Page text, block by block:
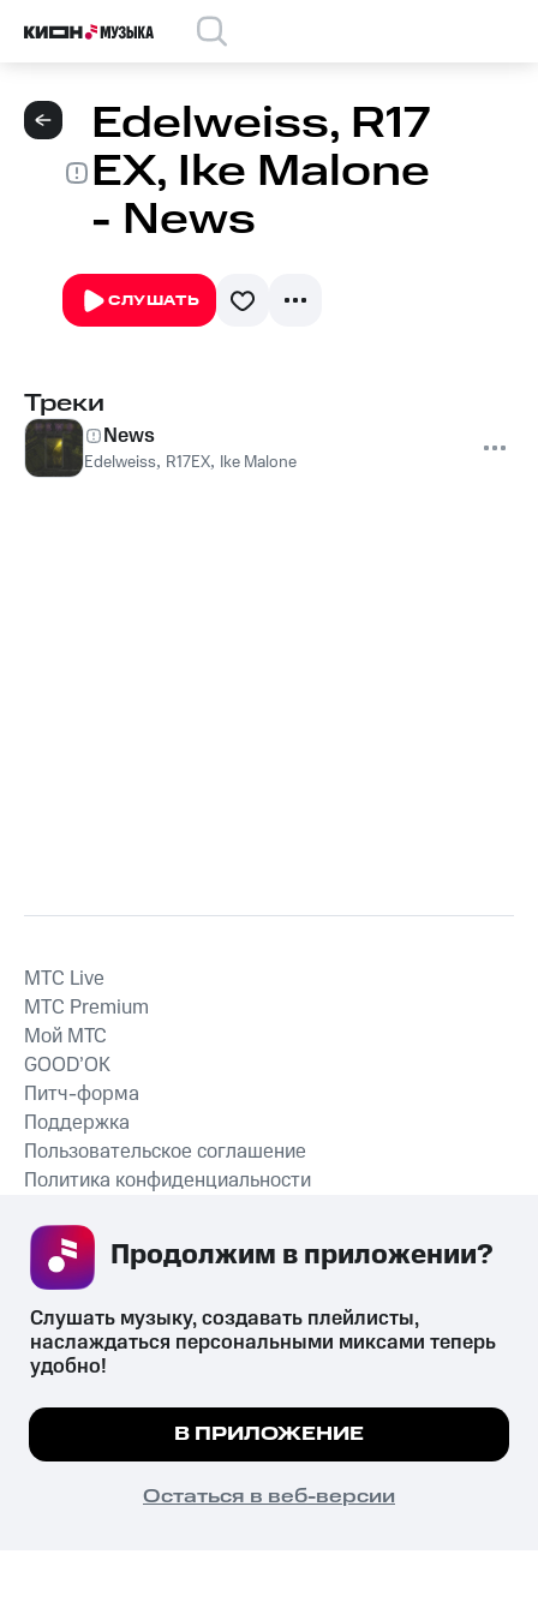
Edelweiss, R17
EX, Ike Malone
- News
СЛУШАТЬ
Треки
News
Edelweiss, R17EX, Ike Malone
СКАЧАТЬ ПРИЛОЖЕНИЕ
MTС Live
MTС Premium
Мой МТС
GOOD’OK
Питч-форма
Поддержка
Пользовательское соглашение
Политика конфиденциальности
психотропных веществ, их аналогов причиняет вред здоровью,
их незаконный оборот запрещён и влечёт установленную
законодательством ответственность.
© 2026 ООО «КИОН».
Все права защищены
Мы используем куки, чтобы на сайте все
Подробнее
ПОНЯТНО
Слушать музыку, создавать плейлисты,
наслаждаться персональными миксами теперь
удобно!
В ПРИЛОЖЕНИЕ
Остаться в веб-версии